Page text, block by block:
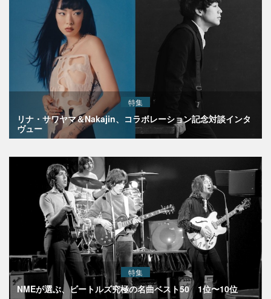
特集
リナ・サワヤマ＆Nakajin、コラボレーション記念対談インタ
ヴュー
特集
NMEが選ぶ、ビートルズ究極の名曲ベスト50 1位〜10位